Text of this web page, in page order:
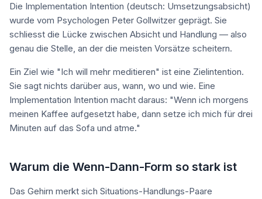
Die Implementation Intention (deutsch: Umsetzungsabsicht)
wurde vom Psychologen Peter Gollwitzer geprägt. Sie
schliesst die Lücke zwischen Absicht und Handlung — also
genau die Stelle, an der die meisten Vorsätze scheitern.
Ein Ziel wie "Ich will mehr meditieren" ist eine Zielintention.
Sie sagt nichts darüber aus, wann, wo und wie. Eine
Implementation Intention macht daraus: "Wenn ich morgens
meinen Kaffee aufgesetzt habe, dann setze ich mich für drei
Minuten auf das Sofa und atme."
Warum die Wenn-Dann-Form so stark ist
Das Gehirn merkt sich Situations-Handlungs-Paare